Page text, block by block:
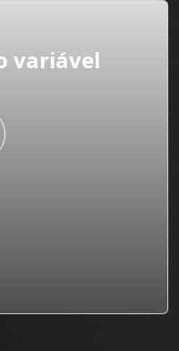
variável